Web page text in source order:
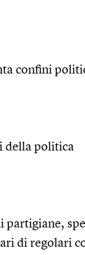
confini
della politica
di regolari